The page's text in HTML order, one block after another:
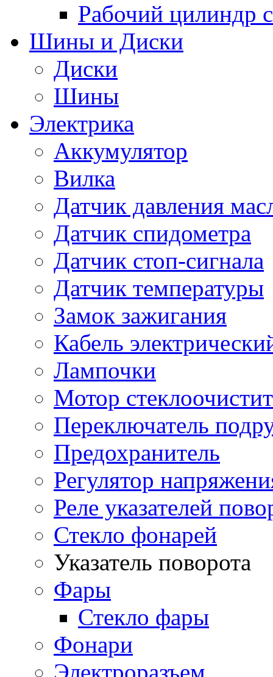
Рабочий цилиндр
Шины и Диски
Диски
Шины
Электрика
Аккумулятор
Вилка
Датчик давления
Датчик спидометра
Датчик стоп-сигнала
Датчик температуры
Замок зажигания
Кабель
Лампочки
Мотор
Переключатель
Предохранитель
Регулятор
Реле указателей
Стекло фонарей
Указатель поворота
Фары
Стекло фары
Фонари